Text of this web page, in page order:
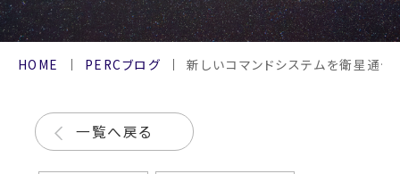
HOME PERCブログ 新しいコマンドシステムを衛星通
一覧へ戻る